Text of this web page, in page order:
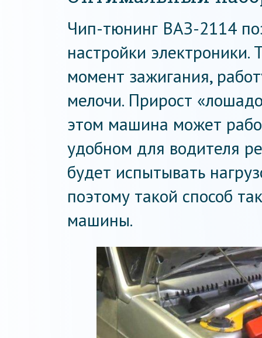
Чип-тюнинг ВАЗ-2114
настройки
момент зажигания,
мелочи. Прирост
этом машина может
удобном для водителя
будет испытывать
поэтому такой способ
машины.